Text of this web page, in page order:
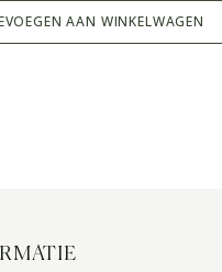
AAN WINKELWAGEN